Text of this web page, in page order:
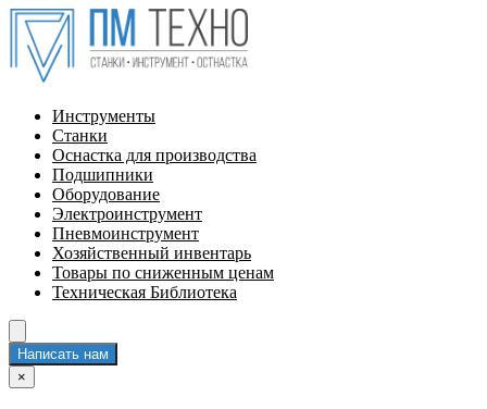
Инструменты
Станки
Оснастка для производства
Подшипники
Оборудование
Электроинструмент
Пневмоинструмент
Хозяйственный инвентарь
Товары по сниженным ценам
Техническая Библиотека
Написать нам
×